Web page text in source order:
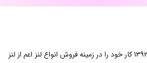
فروشگاه لنز امیر از سال 1392 کار خود را در زمینه فروش انواع لنز اعم از لنز